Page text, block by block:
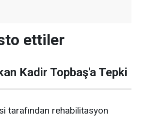
ettiler
Kadir Topbaş'a Tepki
tarafından rehabilitasyon